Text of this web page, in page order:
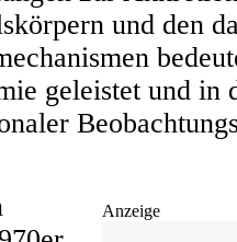
und den
geleistet und in
Anzeige